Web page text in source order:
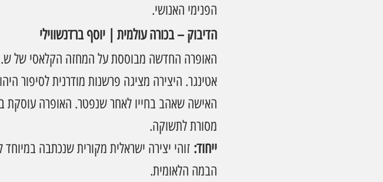
הפנימי האנושי.
הדיבוק – בכורה עולמית | יוסף ברדנשווילי
האופרה החדשה מבוססת על המחזה הקלאסי של ש.
אטינגר. היצירה מציגה פרשנות מודרנית לסיפור
האישה שאהב בחייו לאחר שנפטר. האופרה עוסקת
מסורת לתשוקה.
ייחוד: זוהי יצירה ישראלית מקורית שנכתבה
הבמה הלאומית.